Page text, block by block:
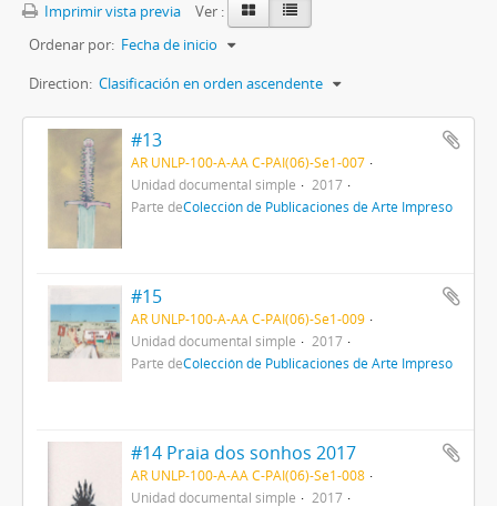
Imprimir vista previa
Ver :
Ordenar por: Fecha de inicio
Direction: Clasificación en orden ascendente
#13
AR UNLP-100-A-AA C-PAI(06)-Se1-007
Unidad documental simple
2017
Parte deColección de Publicaciones de Arte Impreso
#15
AR UNLP-100-A-AA C-PAI(06)-Se1-009
Unidad documental simple
2017
Parte deColección de Publicaciones de Arte Impreso
#14 Praia dos sonhos 2017
AR UNLP-100-A-AA C-PAI(06)-Se1-008
Unidad documental simple
2017